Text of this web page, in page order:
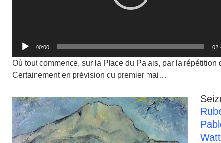
00:00
Où tout commence, sur la Place du Palais, par la
Certainement en prévision du premier mai…